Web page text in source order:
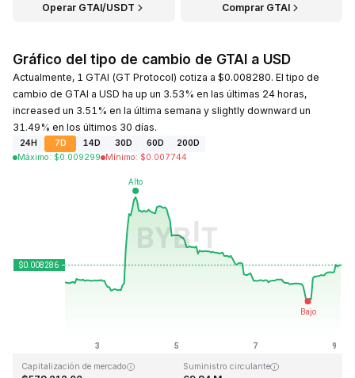
Operar GTAI/USDT Comprar GTAI
Gráfico del tipo de cambio de GTAI a USD
Actualmente, 1 GTAI (GT Protocol) cotiza a $0.008280. El tipo de
cambio de GTAI a USD ha up un 3.53% en las últimas 24 horas,
increased un 3.51% en la última semana y slightly downward un
31.49% en los últimos 30 días.
24H 7D 14D 30D 60D
200D
Máximo: $0.009299 Mínimo: $0.007744
Capitalización de mercado Suministro circulante